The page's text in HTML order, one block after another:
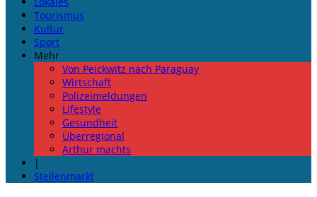
Tourismus
Kultur
Sport
Mehr
Von Peickwitz nach Paraguay
Wirtschaft
Polizeimeldungen
Lifestyle
Gesundheit
Überregional
Arthur machts
|
Stellenmarkt